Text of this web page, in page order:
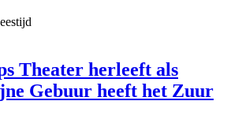
Theater herleeft als
Gebuur heeft het Zuur